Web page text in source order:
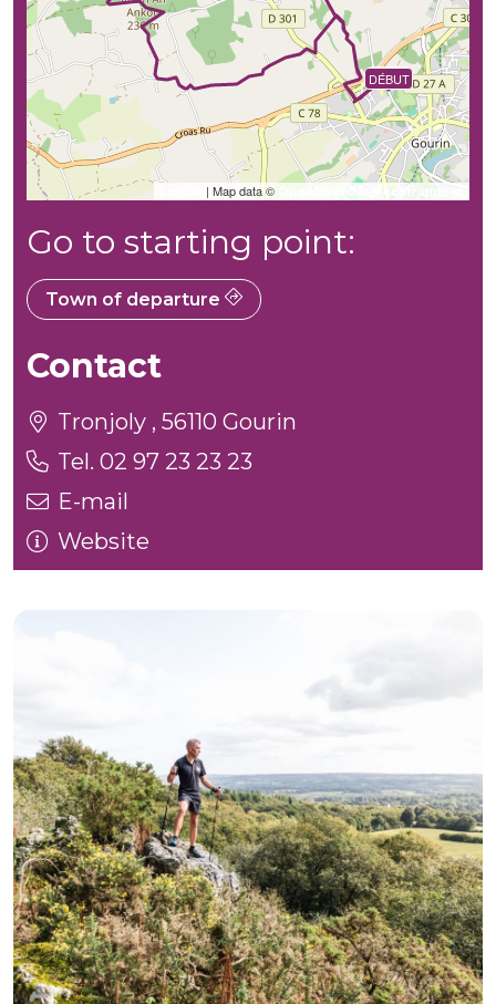
DÉBUT
FIN
| Map data © OpenStreetMap contributors
Go to starting point:
Town of departure
Contact
Tronjoly , 56110 Gourin
Tel. 02 97 23 23 23
E-mail
Website